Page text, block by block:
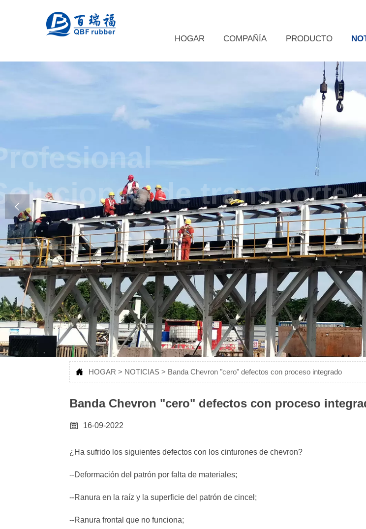
HOGAR COMPAÑÍA PRODUCTO
Profesional
Soluciones de
Ver más

 HOGAR > NOTICIAS > Banda Chevron "cero" defectos con proceso integrado
Banda Chevron "cero" defectos con proceso
 16-09-2022
¿Ha sufrido los siguientes defectos con los cinturones de chevron?
--Deformación del patrón por falta de materiales;
--Ranura en la raíz y la superficie del patrón de cincel;
--Ranura frontal que no funciona;